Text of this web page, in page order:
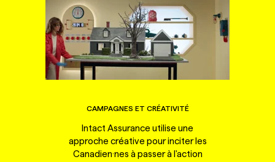
CAMPAGNES ET CRÉATIVITÉ
Intact Assurance utilise une
approche créative pour inciter les
Canadien·nes à passer à l'action